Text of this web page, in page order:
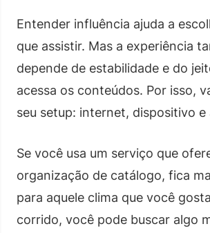
Entender influência ajuda a
que assistir. Mas a experiência
depende de estabilidade e do
acessa os conteúdos. Por isso,
seu setup: internet, dispositivo e
Se você usa um serviço que
organização de catálogo, fica
para aquele clima que você
corrido, você pode buscar algo